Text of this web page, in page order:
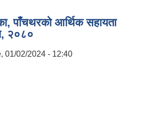
पाँचथरको आर्थिक सहायता
२०८०
01/02/2024 - 12:40